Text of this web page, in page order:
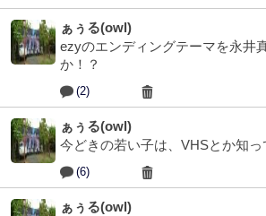
ぁぅる(owl)
ezyのエンディングテーマを永井
か！？
(2)
ぁぅる(owl)
今どきの若い子は、VHSとか知っ
(6)
ぁぅる(owl)